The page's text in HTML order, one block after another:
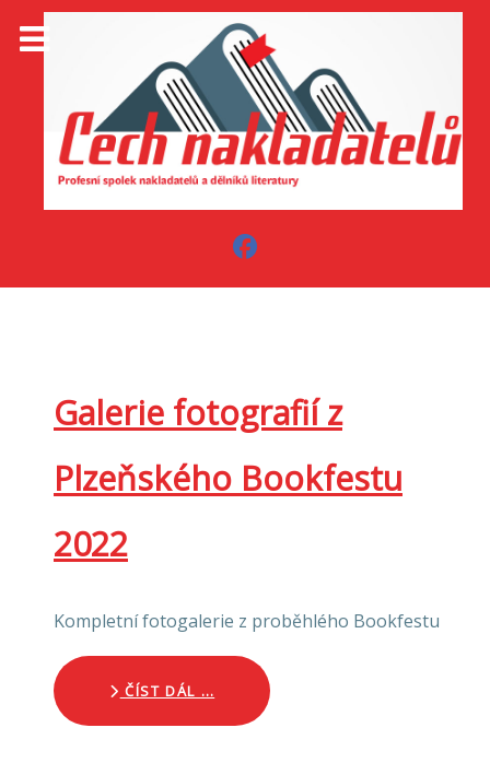
Galerie fotografií z
Plzeňského Bookfestu
2022
Kompletní fotogalerie z proběhlého Bookfestu
ČÍST DÁL …